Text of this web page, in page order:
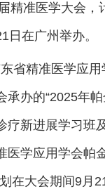
精准医学大会，
日在广州举办。
省精准医学应
承办的“2025年
疗新进展学习班
医学应用学会帕
在大会期间9月